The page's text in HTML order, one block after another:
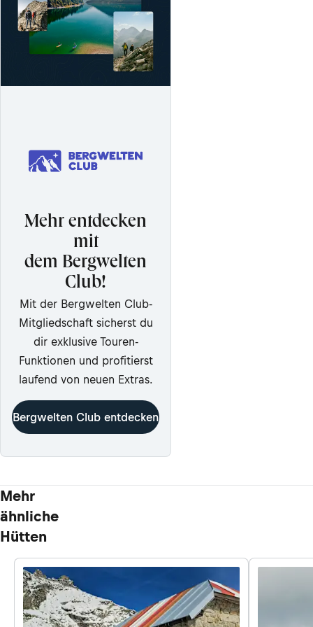
Mehr entdecken
mit
dem Bergwelten
Club!
Mit der Bergwelten Club-
Mitgliedschaft sicherst du
dir exklusive Touren-
Funktionen und profitierst
laufend von neuen Extras.
Bergwelten Club entdecken
Mehr
ähnliche
Hütten